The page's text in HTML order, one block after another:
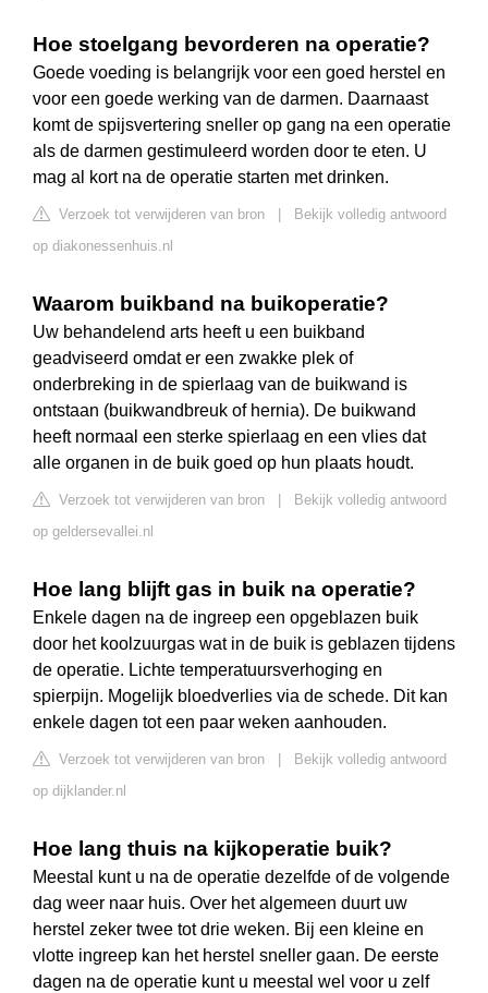
Hoe stoelgang bevorderen na operatie?
Goede voeding is belangrijk voor een goed herstel en
voor een goede werking van de darmen. Daarnaast
komt de spijsvertering sneller op gang na een operatie
als de darmen gestimuleerd worden door te eten. U
mag al kort na de operatie starten met drinken.
Verzoek tot verwijderen van bron
Bekijk volledig antwoord
op diakonessenhuis.nl
Waarom buikband na buikoperatie?
Uw behandelend arts heeft u een buikband
geadviseerd omdat er een zwakke plek of
onderbreking in de spierlaag van de buikwand is
ontstaan (buikwandbreuk of hernia). De buikwand
heeft normaal een sterke spierlaag en een vlies dat
alle organen in de buik goed op hun plaats houdt.
Verzoek tot verwijderen van bron
Bekijk volledig antwoord
op geldersevallei.nl
Hoe lang blijft gas in buik na operatie?
Enkele dagen na de ingreep een opgeblazen buik
door het koolzuurgas wat in de buik is geblazen tijdens
de operatie. Lichte temperatuursverhoging en
spierpijn. Mogelijk bloedverlies via de schede. Dit kan
enkele dagen tot een paar weken aanhouden.
Verzoek tot verwijderen van bron
Bekijk volledig antwoord
op dijklander.nl
Hoe lang thuis na kijkoperatie buik?
Meestal kunt u na de operatie dezelfde of de volgende
dag weer naar huis. Over het algemeen duurt uw
herstel zeker twee tot drie weken. Bij een kleine en
vlotte ingreep kan het herstel sneller gaan. De eerste
dagen na de operatie kunt u meestal wel voor u zelf